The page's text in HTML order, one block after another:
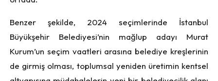
Benzer şekilde, 2024 seçimlerinde İstanbul
Büyükşehir Belediyesi’nin mağlup adayı Murat
Kurum’un seçim vaatleri arasına belediye kreşlerinin
de girmiş olması, toplumsal yeniden üretimin kentsel